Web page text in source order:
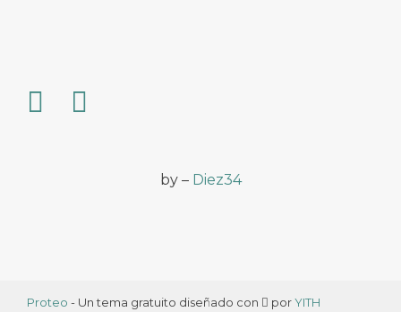
by – Diez34
Proteo - Un tema gratuito diseñado con porYITH